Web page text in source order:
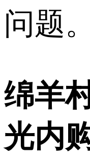
问题。
绵羊
光内